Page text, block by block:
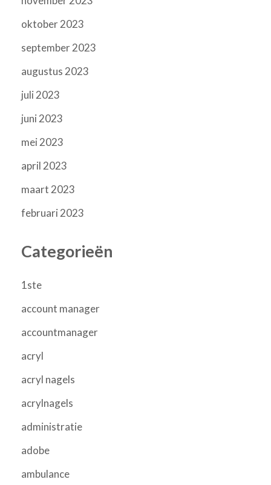
oktober 2023
september 2023
augustus 2023
juli 2023
juni 2023
mei 2023
april 2023
maart 2023
februari 2023
Categorieën
1ste
account manager
accountmanager
acryl
acryl nagels
acrylnagels
administratie
adobe
ambulance